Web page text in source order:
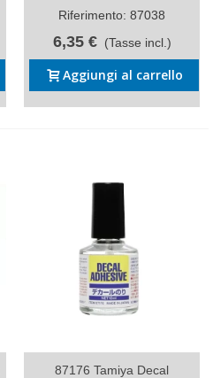
Riferimento: 87038
6,35 € (Tasse incl.)
Aggiungi al carrello
87176 Tamiya Decal